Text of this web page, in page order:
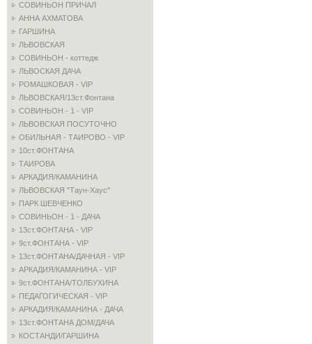
СОВИНЬОН ПРИЧАЛ
АННА АХМАТОВА
ГАРШИНА
ЛЬВОВСКАЯ
СОВИНЬОН - коттедж
ЛЬВОСКАЯ ДАЧА
РОМАШКОВАЯ - VIP
ЛЬВОВСКАЯ/13ст.Фонтана
СОВИНЬОН - 1 - VIP
ЛЬВОВСКАЯ ПОСУТОЧНО
ОБИЛЬНАЯ - ТАИРОВО - VIP
10ст.ФОНТАНА
ТАИРОВА
АРКАДИЯ/КАМАНИНА
ЛЬВОВСКАЯ "Таун-Хаус"
ПАРК ШЕВЧЕНКО
СОВИНЬОН - 1 - ДАЧА
13ст.ФОНТАНА - VIP
9ст.ФОНТАНА - VIP
13ст.ФОНТАНА/ДАЧНАЯ - VIP
АРКАДИЯ/КАМАНИНА - VIP
9ст.ФОНТАНА/ТОЛБУХИНА
ПЕДАГОГИЧЕСКАЯ - VIP
АРКАДИЯ/КАМАНИНА - ДАЧА
13ст.ФОНТАНА ДОМ/ДАЧА
КОСТАНДИ/ГАРШИНА